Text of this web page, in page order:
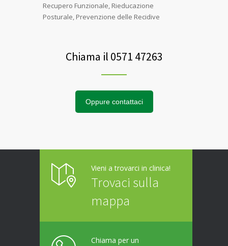
Recupero Funzionale, Rieducazione
Posturale, Prevenzione delle Recidive
Chiama il 0571 47263
Oppure contattaci
Vieni a trovarci in clinica!
Trovaci sulla
mappa
Chiama per un